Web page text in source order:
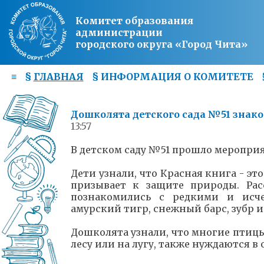
Комитет образования
администрации
городского округа «Город Чита»
≡ § ГЛАВНАЯ § ИНФОРМАЦИЯ О КОМИТЕТЕ
Дошколята детского сада №51
13:57
В детском саду №51 прошло
Дети узнали, что Красная книга -
призывает к защите природы.
познакомились с редкими и
амурский тигр, снежный барс, зубр
Дошколята узнали, что многие
лесу или на лугу, также нуждаются в